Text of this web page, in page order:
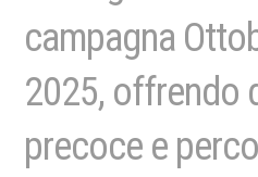
campagna
2025, offrendo
precoce e